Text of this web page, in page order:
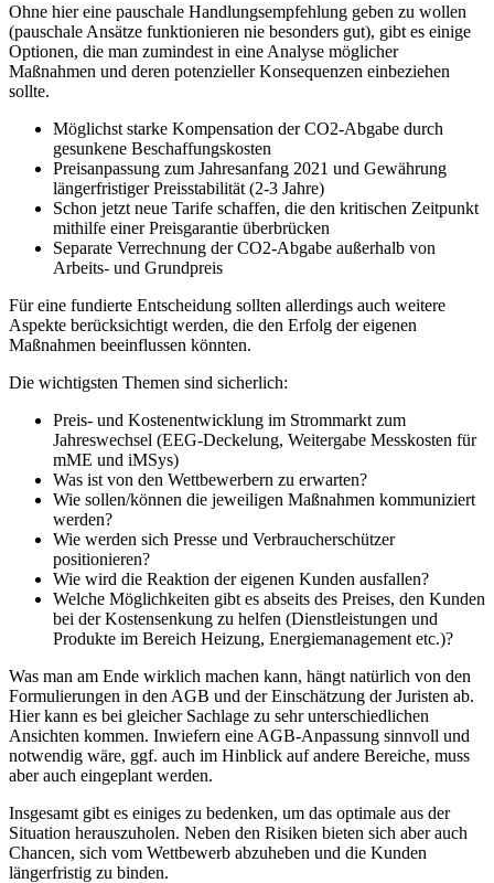
Ohne hier eine pauschale Handlungsempfehlung geben zu wollen
(pauschale Ansätze funktionieren nie besonders gut), gibt es einige
Optionen, die man zumindest in eine Analyse möglicher
Maßnahmen und deren potenzieller Konsequenzen einbeziehen
sollte.
Möglichst starke Kompensation der CO2-Abgabe durch
gesunkene Beschaffungskosten
Preisanpassung zum Jahresanfang 2021 und Gewährung
längerfristiger Preisstabilität (2-3 Jahre)
Schon jetzt neue Tarife schaffen, die den kritischen Zeitpunkt
mithilfe einer Preisgarantie überbrücken
Separate Verrechnung der CO2-Abgabe außerhalb von
Arbeits- und Grundpreis
Für eine fundierte Entscheidung sollten allerdings auch weitere
Aspekte berücksichtigt werden, die den Erfolg der eigenen
Maßnahmen beeinflussen könnten.
Die wichtigsten Themen sind sicherlich:
Preis- und Kostenentwicklung im Strommarkt zum
Jahreswechsel (EEG-Deckelung, Weitergabe Messkosten für
mME und iMSys)
Was ist von den Wettbewerbern zu erwarten?
Wie sollen/können die jeweiligen Maßnahmen kommuniziert
werden?
Wie werden sich Presse und Verbraucherschützer
positionieren?
Wie wird die Reaktion der eigenen Kunden ausfallen?
Welche Möglichkeiten gibt es abseits des Preises, den Kunden
bei der Kostensenkung zu helfen (Dienstleistungen und
Produkte im Bereich Heizung, Energiemanagement etc.)?
Was man am Ende wirklich machen kann, hängt natürlich von den
Formulierungen in den AGB und der Einschätzung der Juristen ab.
Hier kann es bei gleicher Sachlage zu sehr unterschiedlichen
Ansichten kommen. Inwiefern eine AGB-Anpassung sinnvoll und
notwendig wäre, ggf. auch im Hinblick auf andere Bereiche, muss
aber auch eingeplant werden.
Insgesamt gibt es einiges zu bedenken, um das optimale aus der
Situation herauszuholen. Neben den Risiken bieten sich aber auch
Chancen, sich vom Wettbewerb abzuheben und die Kunden
längerfristig zu binden.